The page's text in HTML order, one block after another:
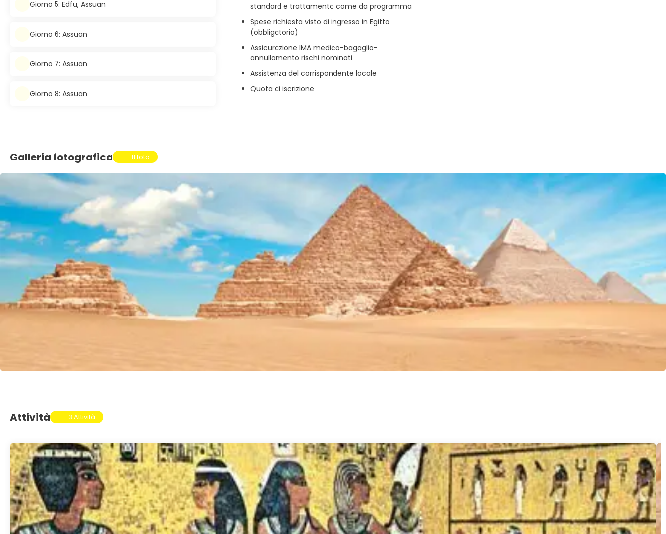
Giorno 5: Edfu, Assuan
Giorno 6: Assuan
Giorno 7: Assuan
Giorno 8: Assuan
standard e trattamento come da programma
Spese richiesta visto di ingresso in Egitto
(obbligatorio)
Assicurazione IMA medico-bagaglio-
annullamento rischi nominati
Assistenza del corrispondente locale
Quota di iscrizione
Galleria fotografica 11 foto
Attività 3 Attività